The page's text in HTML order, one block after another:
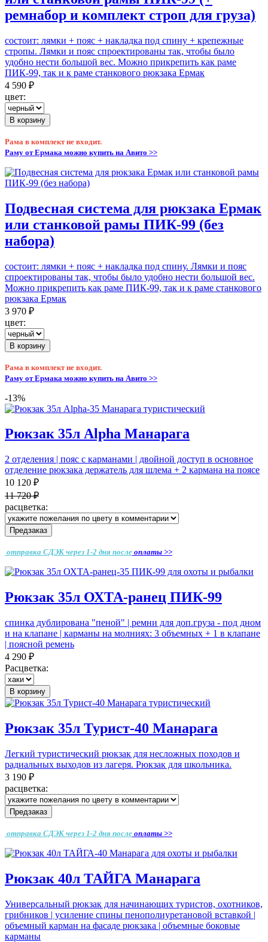
ремнабор и комплект строп для груза)
состоит: лямки + пояс + накладка под спину + крепежные
стропы. Лямки и пояс спроектированы так, чтобы было
удобно нести большой вес. Можно прикрепить как раме
ПИК-99, так и к раме станкового рюкзака Ермак
4 590 ₽
цвет:
В корзину
Рама в комплект не входит.
Раму от Ермака можно купить на Авито >>
Подвесная система для рюкзака Ермак
или станковой рамы ПИК-99 (без
набора)
состоит: лямки + пояс + накладка под спину. Лямки и пояс
спроектированы так, чтобы было удобно нести большой вес.
Можно прикрепить как раме ПИК-99, так и к раме станкового
рюкзака Ермак
3 970 ₽
цвет:
В корзину
Рама в комплект не входит.
Раму от Ермака можно купить на Авито >>
-13%
Рюкзак 35л Alpha Манарага
2 отделения | пояс с карманами | двойной доступ в основное
отделение рюкзака держатель для шлема + 2 кармана на поясе
10 120 ₽
11 720 ₽
расцветка:
Предзаказ
отправка СДЭК через 1-2 дня после оплаты >>
Рюкзак 35л ОХТА-ранец ПИК-99
спинка дублирована "пеной" | ремни для доп.груза - под дном
и на клапане | карманы на молниях: 3 объемных + 1 в клапане
| поясной ремень
4 290 ₽
Расцветка:
В корзину
Рюкзак 35л Турист-40 Манарага
Легкий туристический рюкзак для несложных походов и
радиальных выходов из лагеря. Рюкзак для школьника.
3 190 ₽
расцветка:
Предзаказ
отправка СДЭК через 1-2 дня после оплаты >>
Рюкзак 40л ТАЙГА Манарага
Универсальный рюкзак для начинающих туристов, охотников,
грибников | усиление спины пенополиуретановой вставкой |
объемный карман на фасаде рюкзака | объемные боковые
карманы